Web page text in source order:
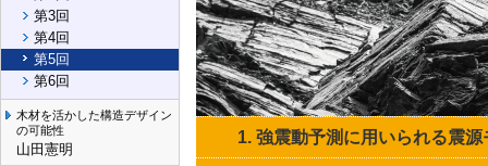
第3回
第4回
第5回
第6回
木材を活かした構造デザイン
の可能性
山田憲明
1. 強震動予測に用いられる震源